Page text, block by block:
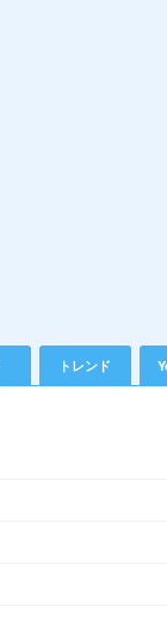
トレンド